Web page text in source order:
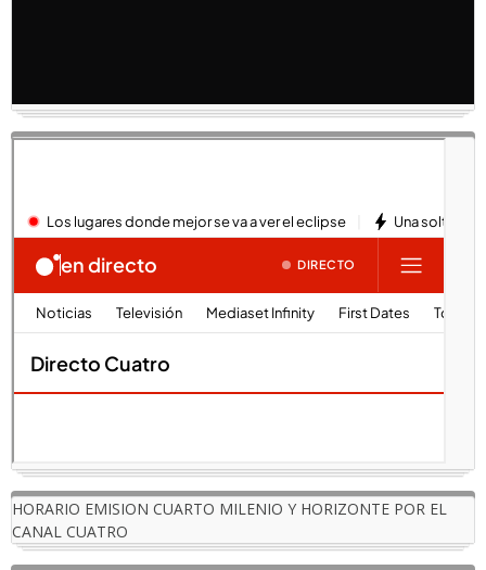
HORARIO EMISION CUARTO MILENIO Y HORIZONTE POR EL
CANAL CUATRO